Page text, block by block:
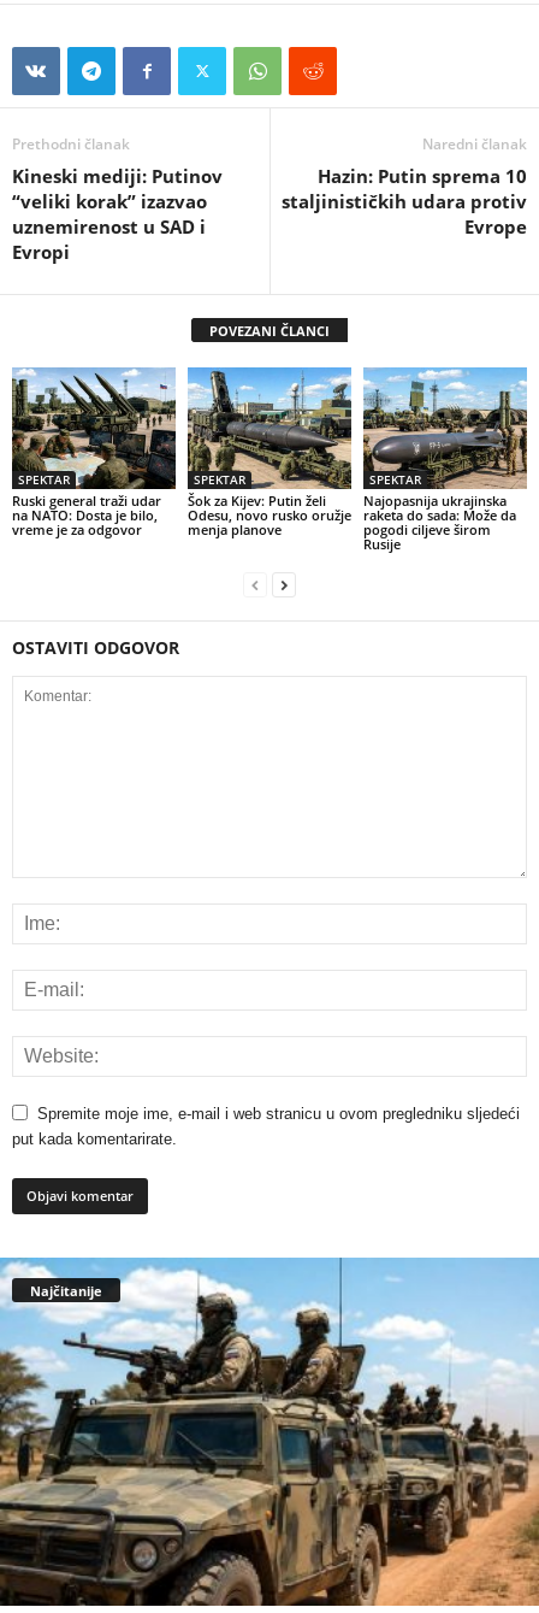
Prethodni članak
Kineski mediji: Putinov
“veliki korak” izazvao
uznemirenost u SAD i
Evropi
Naredni članak
Hazin: Putin sprema 10
staljinističkih udara protiv
Evrope
POVEZANI ČLANCI
SPEKTAR
Ruski general traži udar
na NATO: Dosta je bilo,
vreme je za odgovor
SPEKTAR
Šok za Kijev: Putin želi
Odesu, novo rusko oružje
menja planove
SPEKTAR
Najopasnija ukrajinska
raketa do sada: Može da
pogodi ciljeve širom
Rusije
OSTAVITI ODGOVOR
Spremite moje ime, e-mail i web stranicu u ovom pregledniku sljedeći
put kada komentarirate.
Najčitanije